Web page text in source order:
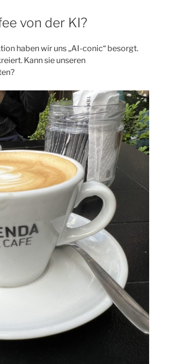
von der KI?
haben wir uns „AI-conic“ besorgt.
Kann sie unseren